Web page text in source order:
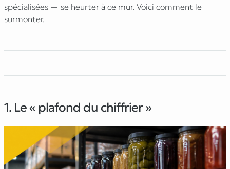
spécialisées — se heurter à ce mur. Voici comment le
surmonter.
1. Le « plafond du chiffrier »